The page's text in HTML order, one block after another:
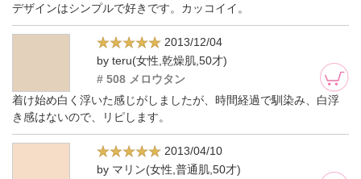
デザインはシンプルで好きです。カッコイイ。
2013/12/04
by teru(女性,乾燥肌,50才)
# 508 メロウタン
着け始め白く浮いた感じがしましたが、時間経過で馴染み、白浮
き感はないので、リピします。
2013/04/10
by マリン(女性,普通肌,50才)